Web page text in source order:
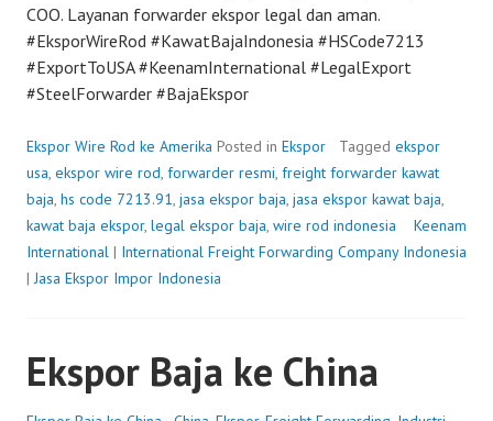
COO. Layanan forwarder ekspor legal dan aman.
#EksporWireRod #KawatBajaIndonesia #HSCode7213
#ExportToUSA #KeenamInternational #LegalExport
#SteelForwarder #BajaEkspor
Ekspor Wire Rod ke Amerika Posted in Ekspor Tagged ekspor
usa, ekspor wire rod, forwarder resmi, freight forwarder kawat
baja, hs code 7213.91, jasa ekspor baja, jasa ekspor kawat baja,
kawat baja ekspor, legal ekspor baja, wire rod indonesia
P
o
Keenam
International | International Freight Forwarding Company Indonesia
|Jasa Ekspor Impor Indonesia
Ekspor Baja ke China